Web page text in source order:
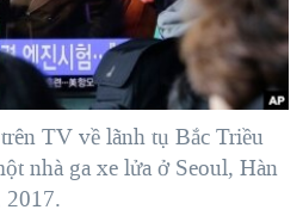
TẠI DẢI GAZA
ĐƯỜNG
TV về lãnh tụ Bắc Triều
nhà ga xe lửa ở Seoul, Hàn
2017.